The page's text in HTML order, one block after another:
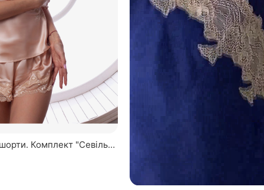
Комплект "Севілья".